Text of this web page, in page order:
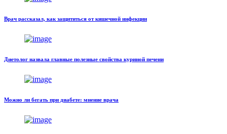
Врач рассказал, как защититься от кишечной инфекции
Диетолог назвала главные полезные свойства куриной печени
Можно ли бегать при диабете: мнение врача